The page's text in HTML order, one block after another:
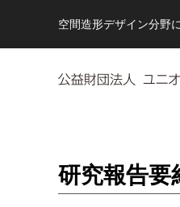
空間造形デザイン分野
研究報告要